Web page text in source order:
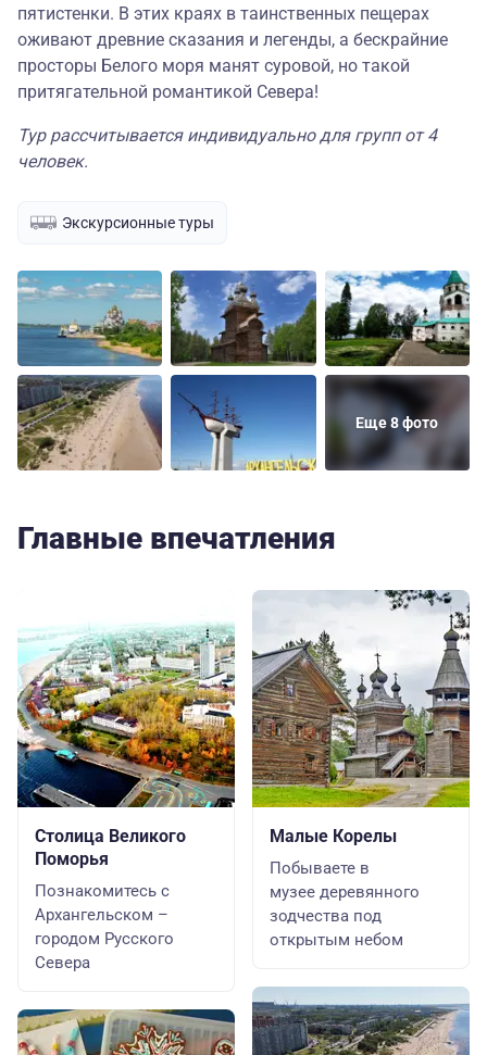
пятистенки. В этих краях в таинственных пещерах
оживают древние сказания и легенды, а бескрайние
просторы Белого моря манят суровой, но такой
притягательной романтикой Севера!
Тур рассчитывается индивидуально для групп от 4
человек.
Экскурсионные туры
Еще 8 фото
Главные впечатления
Столица Великого
Поморья
Познакомитесь с
Архангельском –
городом Русского
Севера
Малые Корелы
Побываете в
музее деревянного
зодчества под
открытым небом